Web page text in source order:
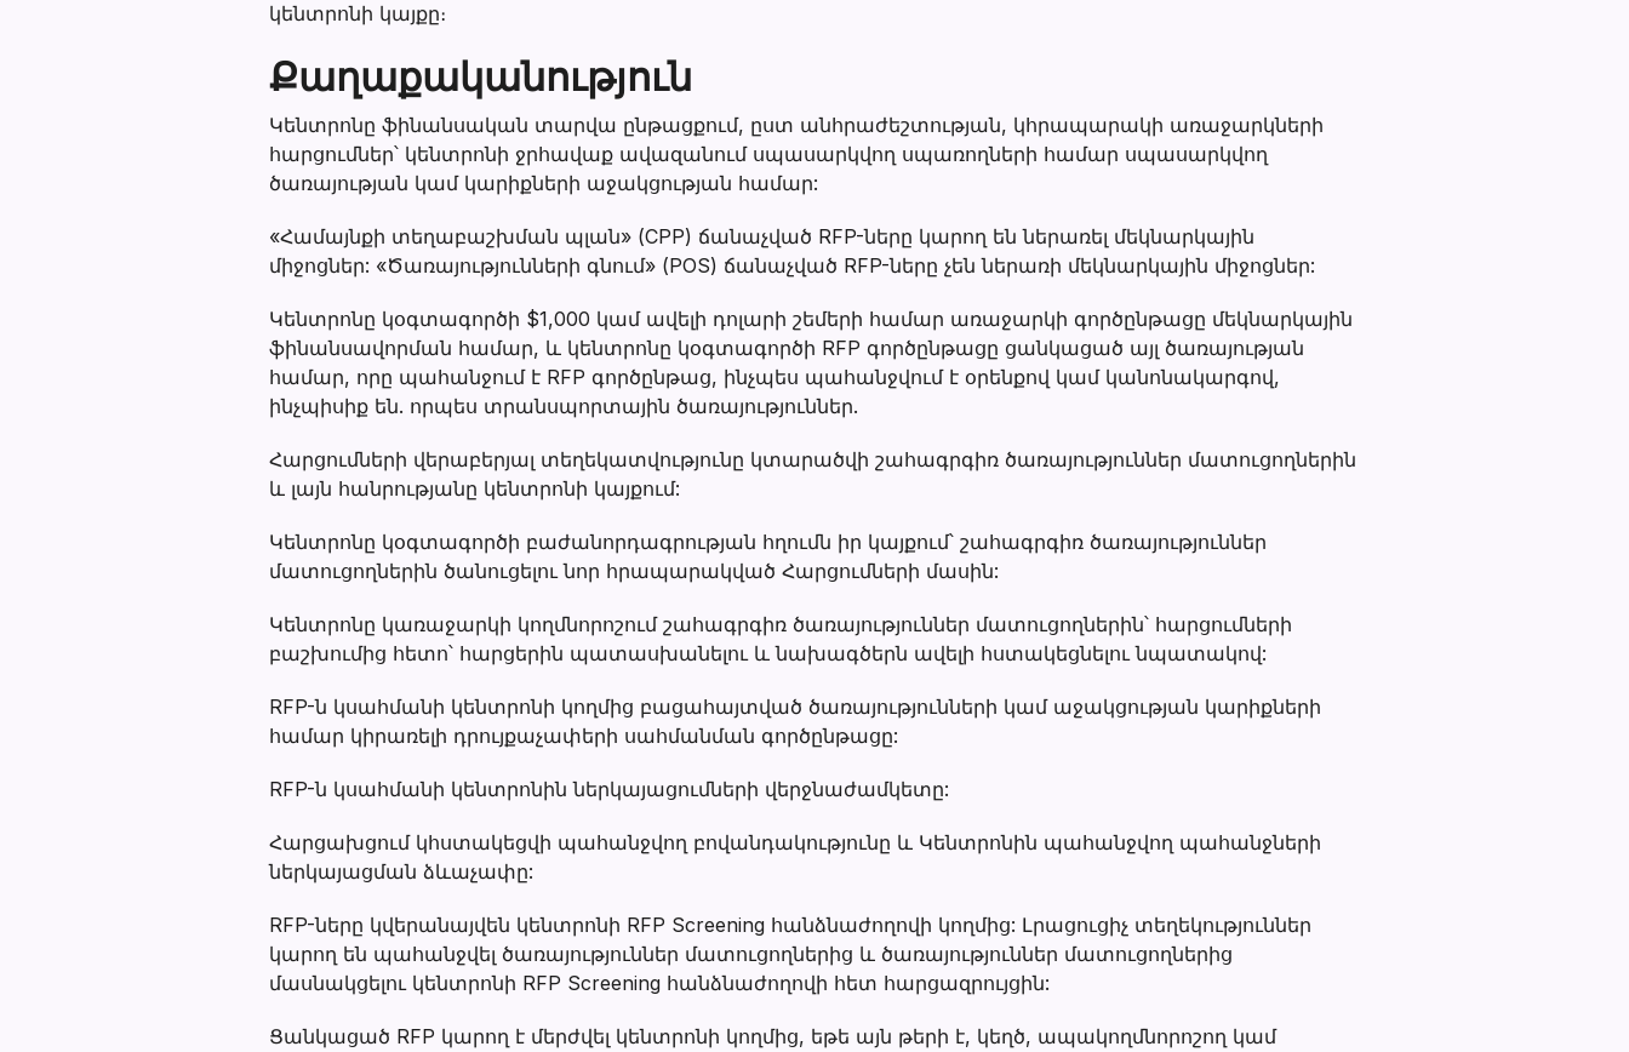
կենտրոնի կայքը։
Քաղաքականություն
Կենտրոնը ֆինանսական տարվա ընթացքում, ըստ անհրաժեշտության, կհրապարակի առաջարկների
հարցումներ՝ կենտրոնի ջրհավաք ավազանում սպասարկվող սպառողների համար սպասարկվող
ծառայության կամ կարիքների աջակցության համար:
«Համայնքի տեղաբաշխման պլան» (CPP) ճանաչված RFP-ները կարող են ներառել մեկնարկային
միջոցներ: «Ծառայությունների գնում» (POS) ճանաչված RFP-ները չեն ներառի մեկնարկային միջոցներ:
Կենտրոնը կօգտագործի $1,000 կամ ավելի դոլարի շեմերի համար առաջարկի գործընթացը մեկնարկային
ֆինանսավորման համար, և կենտրոնը կօգտագործի RFP գործընթացը ցանկացած այլ ծառայության
համար, որը պահանջում է RFP գործընթաց, ինչպես պահանջվում է օրենքով կամ կանոնակարգով,
ինչպիսիք են. որպես տրանսպորտային ծառայություններ.
Հարցումների վերաբերյալ տեղեկատվությունը կտարածվի շահագրգիռ ծառայություններ մատուցողներին
և լայն հանրությանը կենտրոնի կայքում:
Կենտրոնը կօգտագործի բաժանորդագրության հղումն իր կայքում՝ շահագրգիռ ծառայություններ
մատուցողներին ծանուցելու նոր հրապարակված Հարցումների մասին:
Կենտրոնը կառաջարկի կողմնորոշում շահագրգիռ ծառայություններ մատուցողներին՝ հարցումների
բաշխումից հետո՝ հարցերին պատասխանելու և նախագծերն ավելի հստակեցնելու նպատակով:
RFP-ն կսահմանի կենտրոնի կողմից բացահայտված ծառայությունների կամ աջակցության կարիքների
համար կիրառելի դրույքաչափերի սահմանման գործընթացը:
RFP-ն կսահմանի կենտրոնին ներկայացումների վերջնաժամկետը:
Հարցախցում կհստակեցվի պահանջվող բովանդակությունը և Կենտրոնին պահանջվող պահանջների
ներկայացման ձևաչափը:
RFP-ները կվերանայվեն կենտրոնի RFP Screening հանձնաժողովի կողմից: Լրացուցիչ տեղեկություններ
կարող են պահանջվել ծառայություններ մատուցողներից և ծառայություններ մատուցողներից
մասնակցելու կենտրոնի RFP Screening հանձնաժողովի հետ հարցազրույցին:
Ցանկացած RFP կարող է մերժվել կենտրոնի կողմից, եթե այն թերի է, կեղծ, ապակողմնորոշող կամ